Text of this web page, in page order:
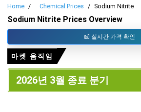
Home Chemical Prices Sodium Nitrite
Sodium Nitrite Prices Overview
실시간 가격 확인
마켓 움직임
2026년 3월 종료 분기